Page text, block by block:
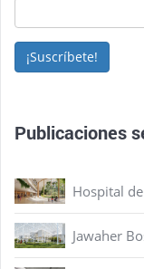
¡Suscríbete!
Publicaciones
Hospital
Jawaher